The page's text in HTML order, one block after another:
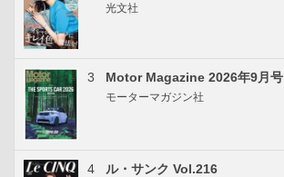
光文社
3 Motor Magazine 2026年9月号
モーターマガジン社
4 ル・サンク Vol.216